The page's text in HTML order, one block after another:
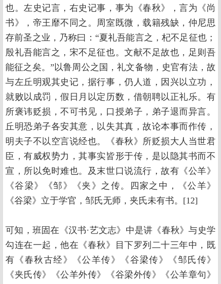
也。左史记言，右史记事，事为《春秋》，言为《尚
书》，帝王靡不同之。周室既微，载籍残缺，仲尼思
存前圣之业，乃称曰：“夏礼吾能言之，杞不足征也；
殷礼吾能言之，宋不足征也。文献不足故也，足则吾
能征之矣。”以鲁周公之国，礼文备物，史官有法，故
与左丘明观其史记，据行事，仍人道，因兴以立功，
就败以成罚，假日月以定历数，借朝聘以正礼乐。有
所褒讳贬损，不可书见，口授弟子，弟子退而异言。
丘明恐弟子各安其意，以失其真，故论本事而作传，
明夫子不以空言说经也。《春秋》所贬损大人当世君
臣，有威权势力，其事实皆形于传，是以隐其书而不
宣，所以免时难也。及末世口说流行，故有《公羊》
《谷梁》《邹》《夹》之传。四家之中，《公羊》
《谷梁》立于学官，邹氏无师，夹氏未有书。[12]
可知，班固在《汉书·艺文志》中是讲《春秋》与史学
勾连在一起，他在《春秋》目下罗列二十三年中，既
有《春秋古经》《公羊传》《谷梁传》《邹氏传》
《夹氏传》《公羊外传》《谷梁外传》《公羊章句》